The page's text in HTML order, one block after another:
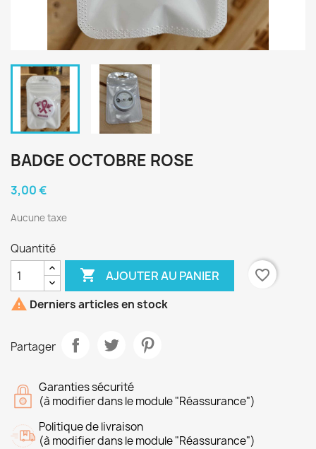
BADGE OCTOBRE ROSE
3,00 €
Aucune taxe
Quantité
 AJOUTER AU PANIER
favorite_border
 Derniers articles en stock
Partager
Garanties sécurité
(à modifier dans le module "Réassurance")
Politique de livraison
(à modifier dans le module "Réassurance")